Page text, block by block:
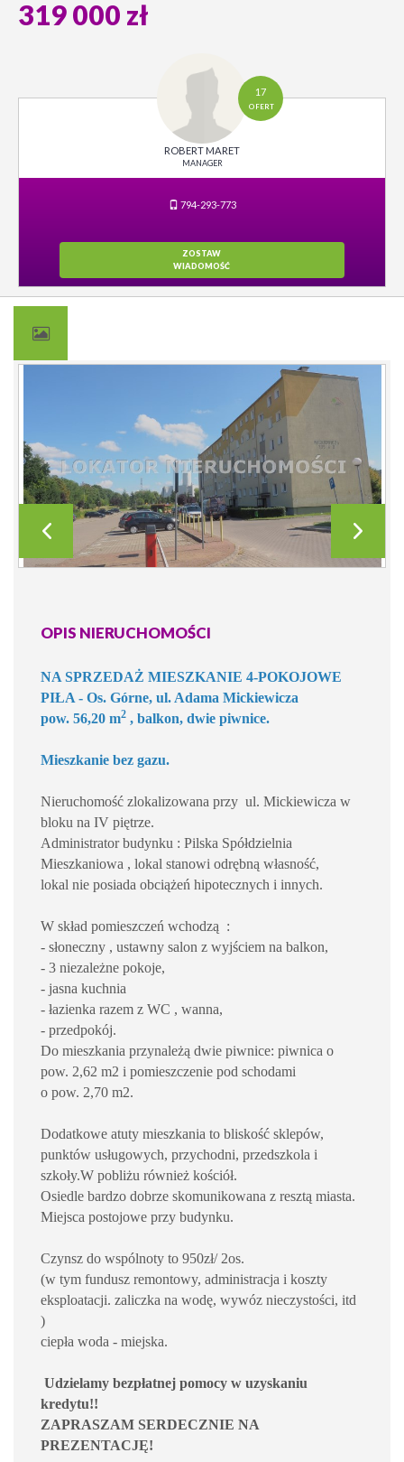
319 000 zł
17
OFERT
ROBERT MARET
MANAGER
794-293-773
ZOSTAW
WIADOMOŚĆ
OPIS NIERUCHOMOŚCI
NA SPRZEDAŻ MIESZKANIE 4-POKOJOWE
PIŁA - Os. Górne, ul. Adama Mickiewicza
pow. 56,20 m2 , balkon, dwie piwnice.
Mieszkanie bez gazu.
Nieruchomość zlokalizowana przy ul. Mickiewicza w
bloku na IV piętrze.
Administrator budynku : Pilska Spółdzielnia
Mieszkaniowa , lokal stanowi odrębną własność,
lokal nie posiada obciążeń hipotecznych i innych.
W skład pomieszczeń wchodzą :
- słoneczny , ustawny salon z wyjściem na balkon,
- 3 niezależne pokoje,
- jasna kuchnia
- łazienka razem z WC , wanna,
- przedpokój.
Do mieszkania przynależą dwie piwnice: piwnica o
pow. 2,62 m2 i pomieszczenie pod schodami
o pow. 2,70 m2.
Dodatkowe atuty mieszkania to bliskość sklepów,
punktów usługowych, przychodni, przedszkola i
szkoły.W pobliżu również kościół.
Osiedle bardzo dobrze skomunikowana z resztą miasta.
Miejsca postojowe przy budynku.
Czynsz do wspólnoty to 950zł/ 2os.
(w tym fundusz remontowy, administracja i koszty
eksploatacji. zaliczka na wodę, wywóz nieczystości, itd
)
ciepła woda - miejska.
Udzielamy bezpłatnej pomocy w uzyskaniu
kredytu!!
ZAPRASZAM SERDECZNIE NA
PREZENTACJĘ!